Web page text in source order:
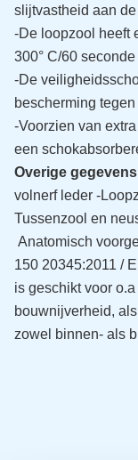
slijtvastheid aan de
-De loopzool heeft
300° C/60 seconde
-De
bescherming
-Voorzien van
een
Overige gegevens
volnerf leder -
Tussenzool en
Anatomisch
150 20345:2011 /
is geschikt voor
bouwnijverheid,
zowel binnen- als